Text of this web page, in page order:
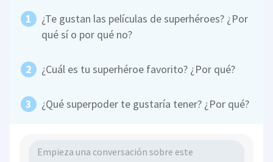
¿Te gustan las películas de superhéroes? ¿Por
qué sí o por qué no?
¿Cuál es tu superhéroe favorito? ¿Por qué?
¿Qué superpoder te gustaría tener? ¿Por qué?